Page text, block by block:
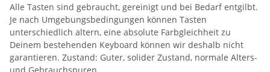
Alle Tasten sind gebraucht, gereinigt und bei Bedarf entgilbt.
Je nach Umgebungsbedingungen können Tasten
unterschiedlich altern, eine absolute Farbgleichheit zu
Deinem bestehenden Keyboard können wir deshalb nicht
garantieren. Zustand: Guter, solider Zustand, normale Alters-